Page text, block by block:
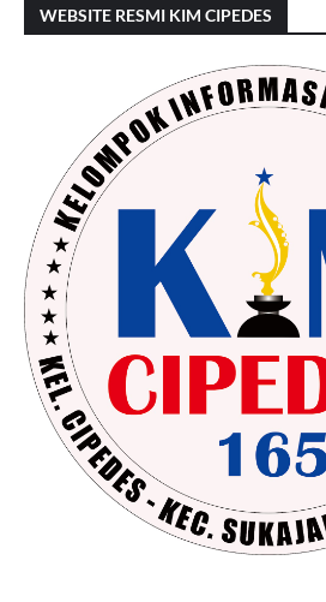
WEBSITE RESMI KIM CIPEDES